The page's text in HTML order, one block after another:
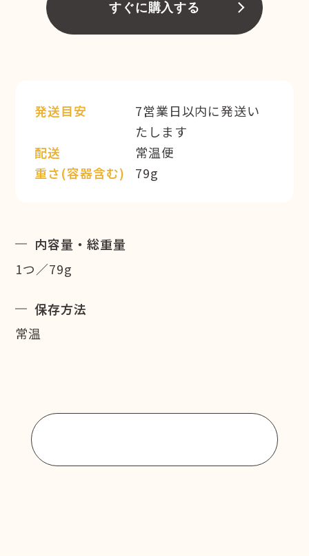
すぐに購入する
発送目安
7営業日以内に発送い
たします
配送
常温便
重さ(容器含む)
79g
内容量・総重量
1つ／79g
保存方法
常温